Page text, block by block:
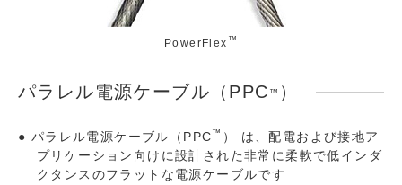
PowerFlex ™
パラレル電源ケーブル（PPC ™ ）
パラレル電源ケーブル（PPC™ ） は、配電および接地ア
プリケーション向けに設計された非常に柔軟で低インダ
クタンスのフラットな電源ケーブルです